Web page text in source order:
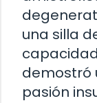
una silla
demostró
pasión